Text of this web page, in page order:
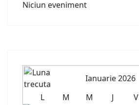
Niciun eveniment
Ianuarie 2026
L
M M J V